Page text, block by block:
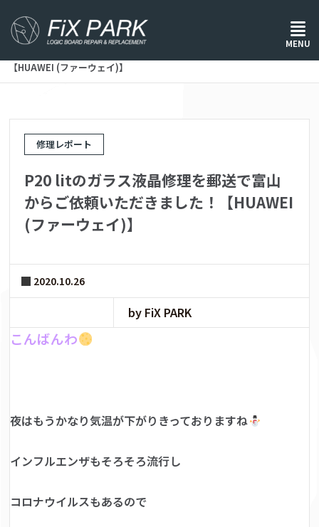
MENU
ホーム/ 修理レポート/
P20 litのガラス液晶修理を郵送で富山からご依頼いただきました！
【HUAWEI (ファーウェイ)】
修理レポート
P20 litのガラス液晶修理を郵送で富山
からご依頼いただきました！【HUAWEI
(ファーウェイ)】
2020.10.26
by FiX PARK
こんばんわ
夜はもうかなり気温が下がりきっておりますね
インフルエンザもそろそろ流行し
コロナウイルスもあるので